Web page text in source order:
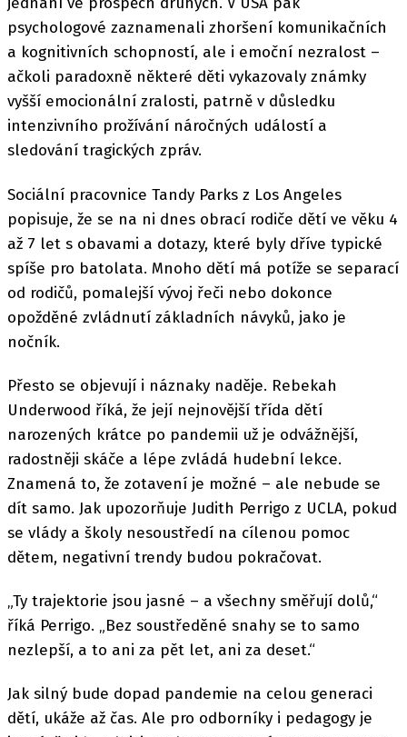
psychologové zaznamenali zhoršení komunikačních
a kognitivních schopností, ale i emoční nezralost –
ačkoli paradoxně některé děti vykazovaly známky
vyšší emocionální zralosti, patrně v důsledku
intenzivního prožívání náročných událostí a
sledování tragických zpráv.
Sociální pracovnice Tandy Parks z Los Angeles
popisuje, že se na ni dnes obrací rodiče dětí ve věku 4
až 7 let s obavami a dotazy, které byly dříve typické
spíše pro batolata. Mnoho dětí má potíže se separací
od rodičů, pomalejší vývoj řeči nebo dokonce
opožděné zvládnutí základních návyků, jako je
nočník.
Přesto se objevují i náznaky naděje. Rebekah
Underwood říká, že její nejnovější třída dětí
narozených krátce po pandemii už je odvážnější,
radostněji skáče a lépe zvládá hudební lekce.
Znamená to, že zotavení je možné – ale nebude se
dít samo. Jak upozorňuje Judith Perrigo z UCLA, pokud
se vlády a školy nesoustředí na cílenou pomoc
dětem, negativní trendy budou pokračovat.
„Ty trajektorie jsou jasné – a všechny směřují dolů,“
říká Perrigo. „Bez soustředěné snahy se to samo
nezlepší, a to ani za pět let, ani za deset.“
Jak silný bude dopad pandemie na celou generaci
dětí, ukáže až čas. Ale pro odborníky i pedagogy je